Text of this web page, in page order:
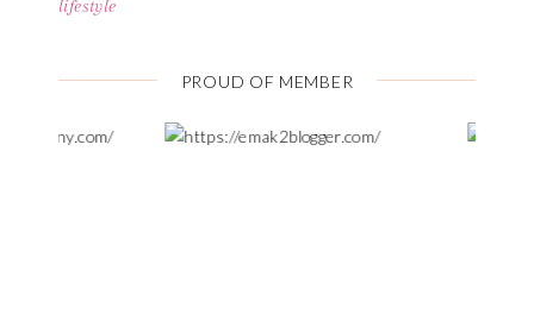
lifestyle
PROUD OF MEMBER